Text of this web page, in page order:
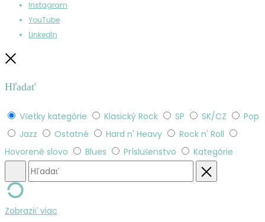
Instagram
YouTube
LinkedIn
Hľadať
Všetky kategórie Klasický Rock SP SK/CZ
Pop
Jazz
Ostatné Hard n' Heavy
Rock n' Roll
Hovorené slovo
Blues Príslušenstvo Kategórie
Hľadať
Zobraziť viac